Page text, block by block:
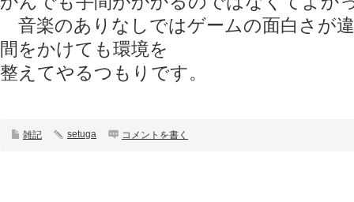
音楽のありなしではゲームの面白さが
間をかけても環境を
整えてやるつもりです。
雑記 setuga コメントを書く